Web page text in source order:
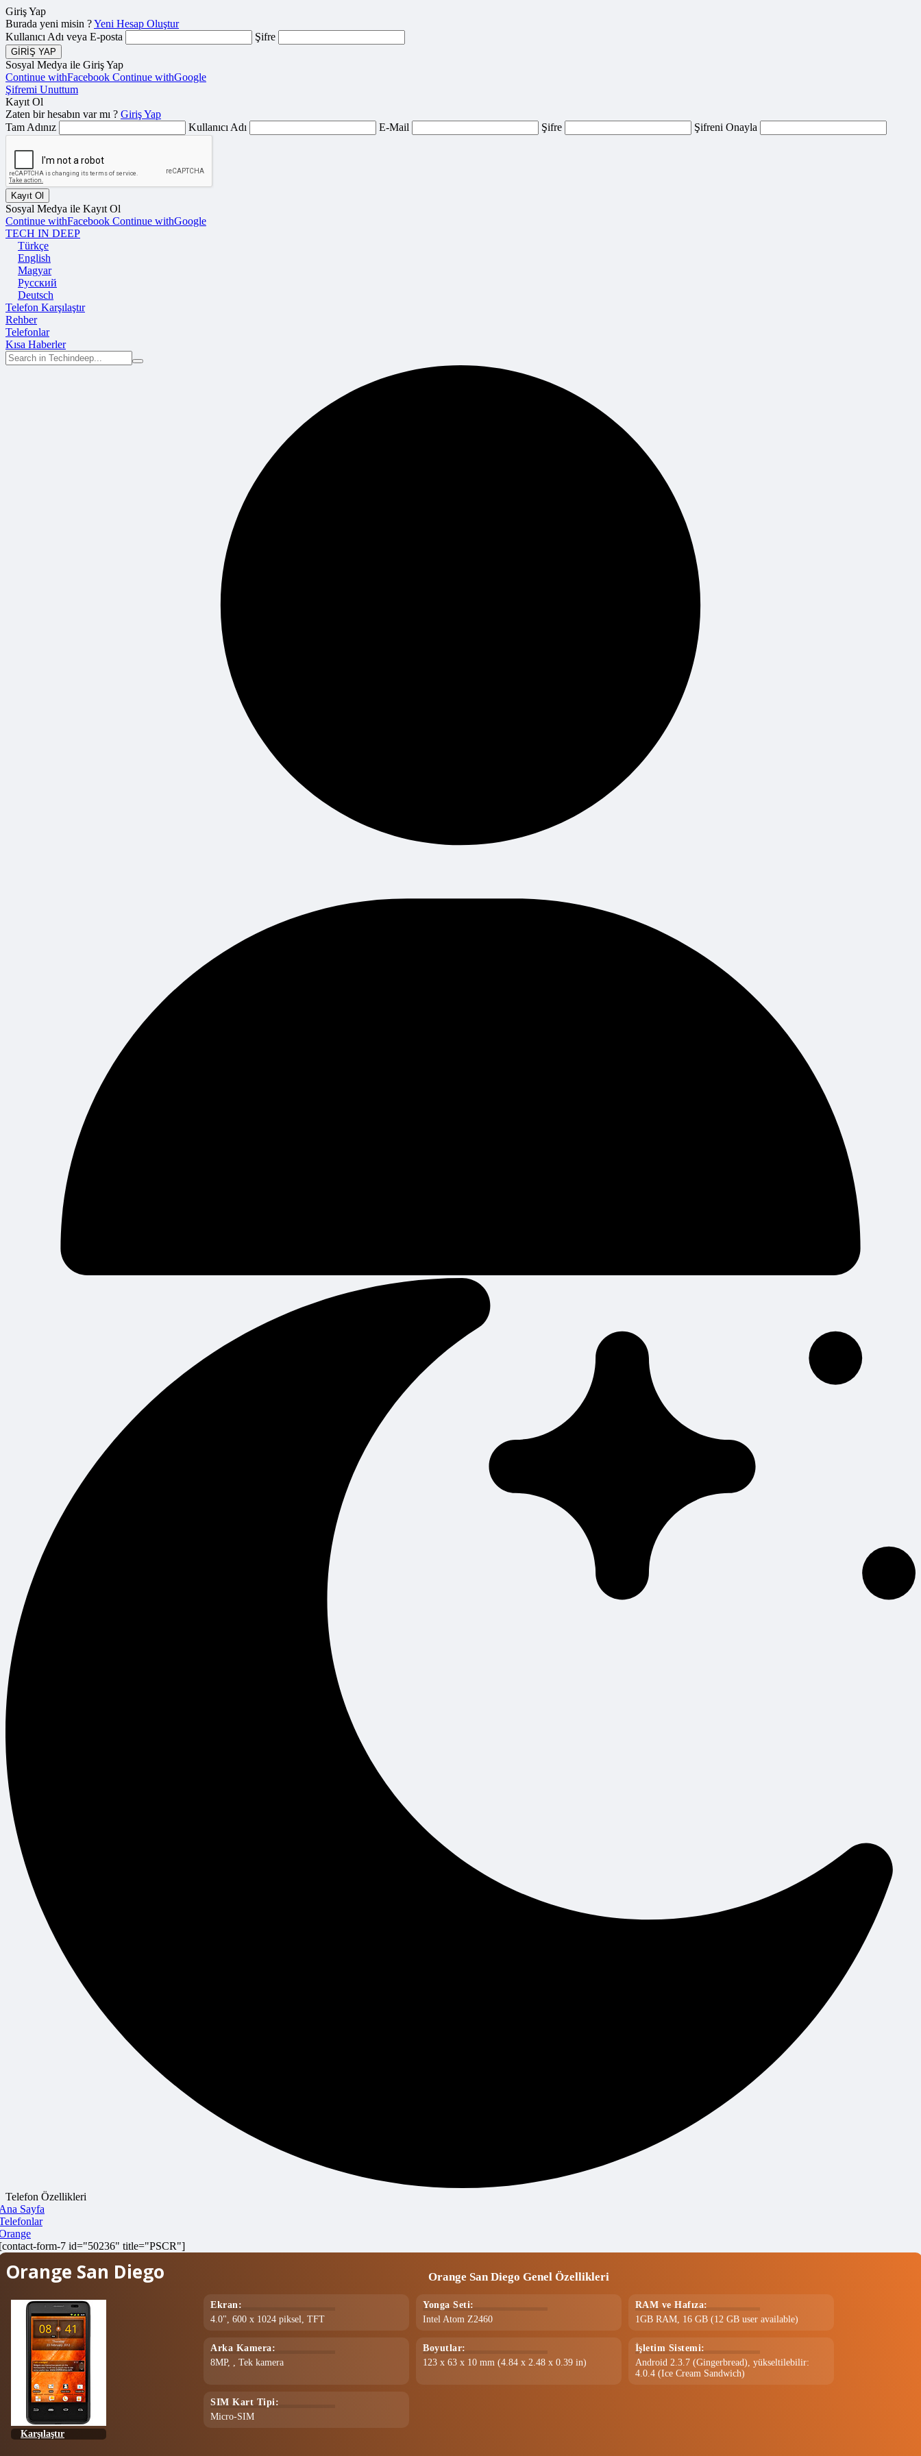
Giriş Yap
Burada yeni misin ?Yeni Hesap Oluştur
Kullanıcı Adı veya E-posta
Şifre
Sosyal Medya ile Giriş Yap
Continue withFacebook Continue withGoogle
Şifremi Unuttum
Kayıt Ol
Zaten bir hesabın var mı ? Giriş Yap
Tam Adınız
Kullanıcı Adı E-Mail Şifre Şifreni Onayla
Sosyal Medya ile Kayıt Ol
Continue withFacebook Continue withGoogle
TECH IN DEEP
Türkçe
English
Magyar
Русский
Deutsch
Telefon Karşılaştır
Rehber
Telefonlar
Kısa Haberler
Telefon Özellikleri
Sayfa
form-7 id="50236" title="PSCR"]
Orange San Diego
Karşılaştır
Orange San Diego Genel Özellikleri
Ekran:
4.0", 600 x 1024 piksel, TFT
Yonga Seti:
Intel Atom Z2460
RAM ve Hafıza:
1GB RAM, 16 GB (12 GB user available)
Arka Kamera:
8MP, , Tek kamera
Boyutlar:
123 x 63 x 10 mm (4.84 x 2.48 x 0.39 in)
İşletim Sistemi:
Android 2.3.7 (Gingerbread), yükseltilebilir:
4.0.4 (Ice Cream Sandwich)
SIM Kart Tipi:
Micro-SIM